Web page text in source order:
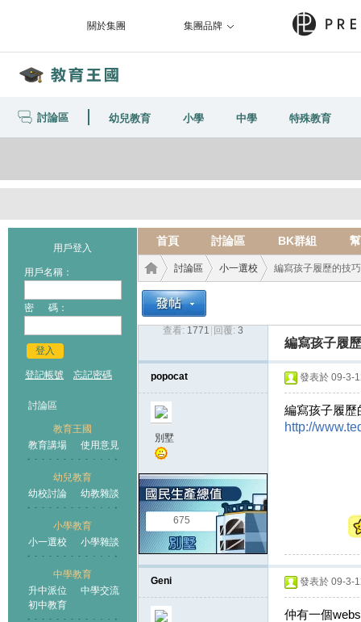
關於集團 集團品牌
討論區 幼兒教育 小學 中學 特殊教育
用戶登入
用戶名稱：
密 碼：
登入
登記帳號 忘記密碼
討論區
教育王國
教育講場
使用意見
幼兒教育
幼校討論
幼教雜談
小學教育
小一選校
小學雜談
中學教育
升中派位
中學交流
初中教育
首頁 討論區 BK群組
王國
討論區
›
小一選校 編寫孩子履歷的技
查看: 1771 回覆: 3
編寫孩子履
popocat
別墅
675
發表於 09-3-
編寫孩子履歷
http://
Geni 發表於 09-3-
仲有一個